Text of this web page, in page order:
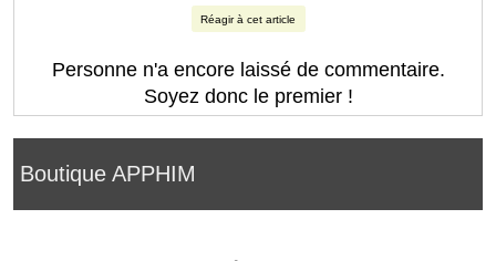
Boutique APPHIM
Réagir à cet article
Personne n'a encore laissé de commentaire.
Soyez donc le premier !